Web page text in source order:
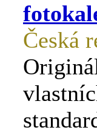
Česká